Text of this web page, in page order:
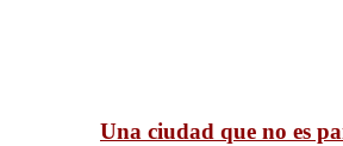
Una ciudad que no es